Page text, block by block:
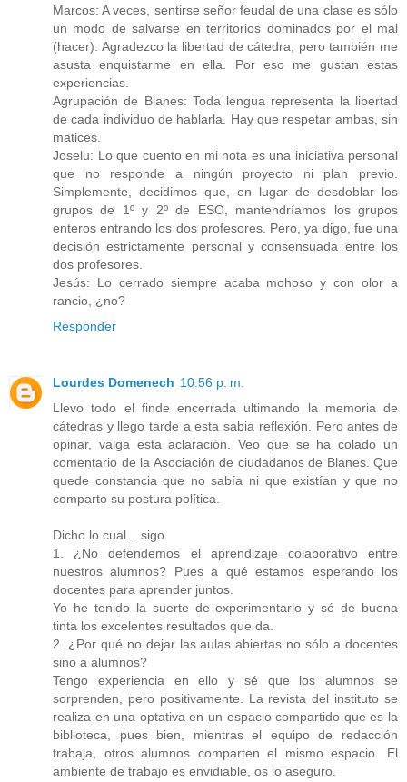
Marcos: A veces, sentirse señor feudal de una clase es sólo
un modo de salvarse en territorios dominados por el mal
(hacer). Agradezco la libertad de cátedra, pero también me
asusta enquistarme en ella. Por eso me gustan estas
experiencias.
Agrupación de Blanes: Toda lengua representa la libertad
de cada individuo de hablarla. Hay que respetar ambas, sin
matices.
Joselu: Lo que cuento en mi nota es una iniciativa personal
que no responde a ningún proyecto ni plan previo.
Simplemente, decidimos que, en lugar de desdoblar los
grupos de 1º y 2º de ESO, mantendríamos los grupos
enteros entrando los dos profesores. Pero, ya digo, fue una
decisión estrictamente personal y consensuada entre los
dos profesores.
Jesús: Lo cerrado siempre acaba mohoso y con olor a
rancio, ¿no?
Responder
Lourdes Domenech 10:56 p. m.
Llevo todo el finde encerrada ultimando la memoria de
cátedras y llego tarde a esta sabia reflexión. Pero antes de
opinar, valga esta aclaración. Veo que se ha colado un
comentario de la Asociación de ciudadanos de Blanes. Que
quede constancia que no sabía ni que existían y que no
comparto su postura política.
Dicho lo cual... sigo.
1. ¿No defendemos el aprendizaje colaborativo entre
nuestros alumnos? Pues a qué estamos esperando los
docentes para aprender juntos.
Yo he tenido la suerte de experimentarlo y sé de buena
tinta los excelentes resultados que da.
2. ¿Por qué no dejar las aulas abiertas no sólo a docentes
sino a alumnos?
Tengo experiencia en ello y sé que los alumnos se
sorprenden, pero positivamente. La revista del instituto se
realiza en una optativa en un espacio compartido que es la
biblioteca, pues bien, mientras el equipo de redacción
trabaja, otros alumnos comparten el mismo espacio. El
ambiente de trabajo es envidiable, os lo aseguro.